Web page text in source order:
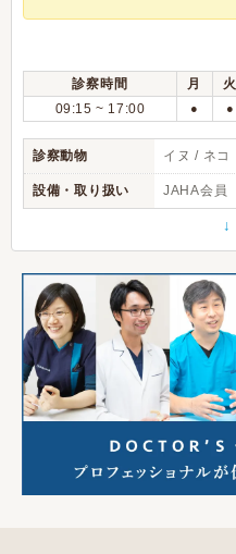
診察時間 月 火
09:15 ~ 17:00
● ●
診察動物 イヌ / ネコ
設備・取り扱い JAHA会員
↓